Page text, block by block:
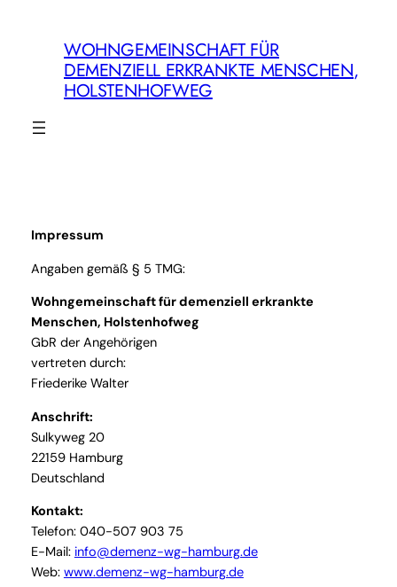
WOHNGEMEINSCHAFT FÜR
DEMENZIELL ERKRANKTE MENSCHEN,
HOLSTENHOFWEG
Impressum
Angaben gemäß § 5 TMG:
Wohngemeinschaft für demenziell erkrankte
Menschen, Holstenhofweg
GbR der Angehörigen
vertreten durch:
Friederike Walter
Anschrift:
Sulkyweg 20
22159 Hamburg
Deutschland
Kontakt:
Telefon: 040-507 903 75
E-Mail: info@demenz-wg-hamburg.de
Web: www.demenz-wg-hamburg.de